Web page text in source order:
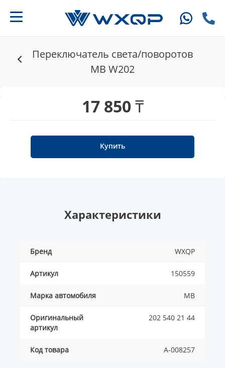
Переключатель света/поворотов
MB W202
17 850 ₸
Купить
Характеристики
Бренд WXQP
Артикул 150559
Марка автомобиля MB
Оригинальный
артикул
202 540 21 44
Код товара A-008257